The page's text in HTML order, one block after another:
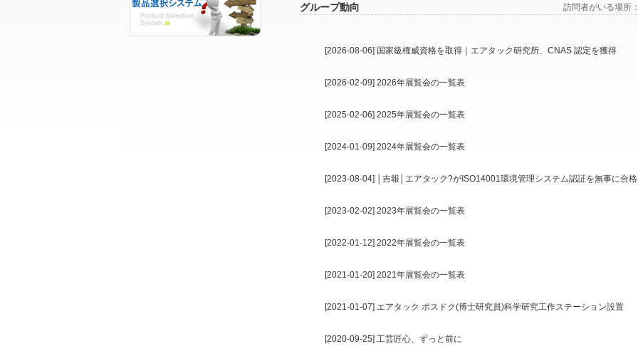
グループ動向 訪問者がいる場所：
[2026-08-06] 国家級権威資格を取得｜エアタック研究所、CNAS 認定を獲得
[2026-02-09] 2026年展覧会の一覧表
[2025-02-06] 2025年展覧会の一覧表
[2024-01-09] 2024年展覧会の一覧表
[2023-08-04] │吉報│エアタック?がISO14001環境管理システム認証を無事に合
[2023-02-02] 2023年展覧会の一覧表
[2022-01-12] 2022年展覧会の一覧表
[2021-01-20] 2021年展覧会の一覧表
[2021-01-07] エアタック ポスドク(博士研究員)科学研究工作ステーション設置
[2020-09-25] 工芸匠心、ずっと前に